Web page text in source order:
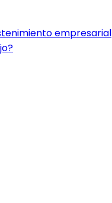
empresarial